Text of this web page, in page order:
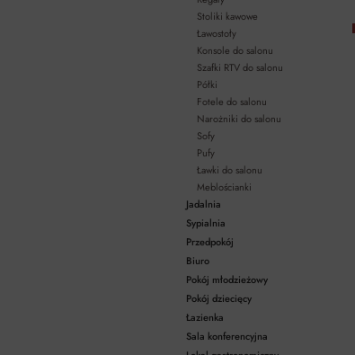
Stoliki kawowe
Ławostoły
Konsole do salonu
Szafki RTV do salonu
Półki
Fotele do salonu
Narożniki do salonu
Sofy
Pufy
Ławki do salonu
Meblościanki
Jadalnia
Sypialnia
Przedpokój
Biuro
Pokój młodzieżowy
Pokój dziecięcy
Łazienka
Sala konferencyjna